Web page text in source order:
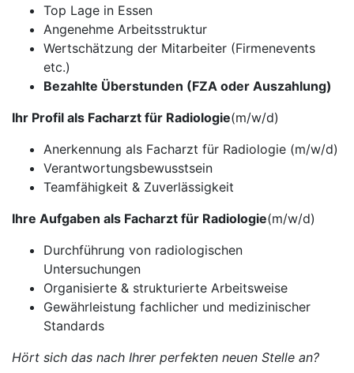
Top Lage in Essen
Angenehme Arbeitsstruktur
Wertschätzung der Mitarbeiter (Firmenevents
etc.)
Bezahlte Überstunden (FZA oder Auszahlung)
Ihr Profil als Facharzt für Radiologie(m/w/d)
Anerkennung als Facharzt für Radiologie (m/w/d)
Verantwortungsbewusstsein
Teamfähigkeit & Zuverlässigkeit
Ihre Aufgaben als Facharzt für Radiologie(m/w/d)
Durchführung von radiologischen
Untersuchungen
Organisierte & strukturierte Arbeitsweise
Gewährleistung fachlicher und medizinischer
Standards
Hört sich das nach Ihrer perfekten neuen Stelle an?